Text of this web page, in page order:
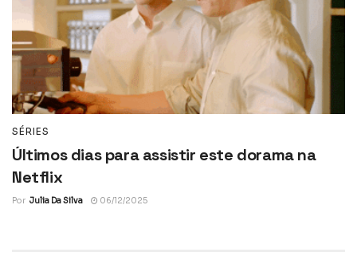
SÉRIES
Últimos dias para assistir este dorama na
Netflix
Por Julia Da Silva 06/12/2025